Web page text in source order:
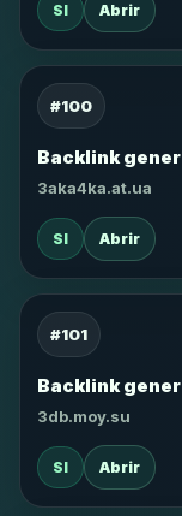
SI Abrir
#100
Backlink
3aka4ka.at.ua
SI Abrir
#101
Backlink
3db.moy.su
SI Abrir